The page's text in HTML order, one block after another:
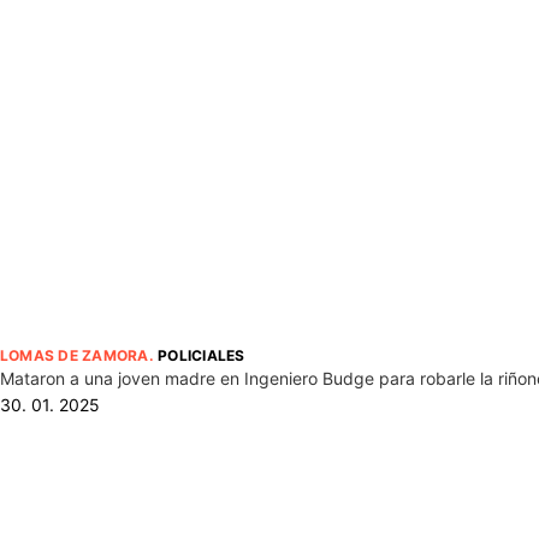
LOMAS DE ZAMORA.POLICIALES
Mataron a una joven madre en Ingeniero Budge para robarle la
30. 01. 2025